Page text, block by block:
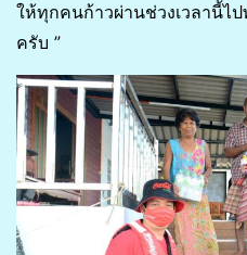
ให้ทุกคนก้าวผ่านช่วงเวลานี้ไ
ครับ ”